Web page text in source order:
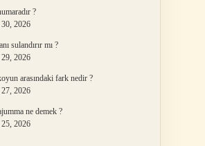
?
2026
sulandırır mı ?
2026
arasındaki fark nedir ?
2026
ne demek ?
2026